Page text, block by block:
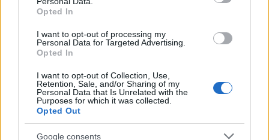
Opted In
I want to opt-out of processing my
Personal Data for Targeted Advertising.
Opted In
I want to opt-out of Collection, Use,
Retention, Sale, and/or Sharing of my
Personal Data that Is Unrelated with the
Purposes for which it was collected.
Opted Out
Google consents
I nostri cari
I nostri cari